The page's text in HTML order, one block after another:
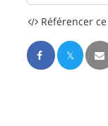
Référencer